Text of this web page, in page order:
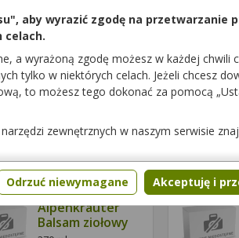
Dodaj do koszyka
Alpa Francówka
Konopie
Dodaj do koszyka
Dostępność
Alpenkrauter
Balsam ziołowy
aby wyrazić zgodę na przetwarzanie
celach.
a wyrażoną zgodę możesz w każdej chwili
tylko w niektórych celach. Jeżeli chcesz
to możesz tego dokonać za pomocą
zewnętrznych w naszym serwisie
Odrzuć niewymagane Akceptuję i